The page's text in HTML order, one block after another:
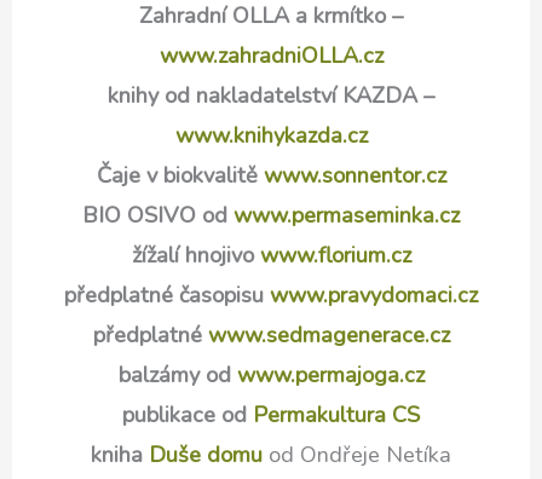
Zahradní OLLA a krmítko –
www.zahradniOLLA.cz
knihy od nakladatelství KAZDA –
www.knihykazda.cz
Čaje v biokvalitě www.sonnentor.cz
BIO OSIVO od www.permaseminka.cz
žížalí hnojivowww.florium.cz
předplatné časopisu www.pravydomaci.cz
předplatné www.sedmagenerace.cz
balzámy od www.permajoga.cz
publikace od Permakultura CS
kniha Duše domu od Ondřeje Netíka